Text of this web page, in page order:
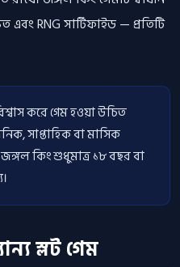
এবং RNG সার্টিফাইড — প্রতিটি
করে গেম হওয়া উচিত
সাপ্তাহিক বা মাসিক
জঙ্গল কিং শুধুমাত্র ১৮ বছর বা
স্লট গেম